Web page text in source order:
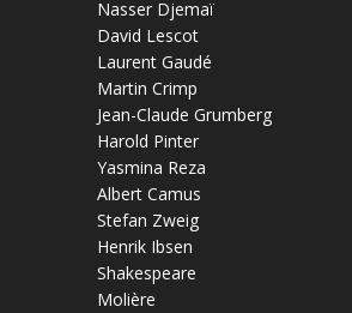
Nasser Djemaï
David Lescot
Laurent Gaudé
Martin Crimp
Jean-Claude Grumberg
Harold Pinter
Yasmina Reza
Albert Camus
Stefan Zweig
Henrik Ibsen
Shakespeare
Molière